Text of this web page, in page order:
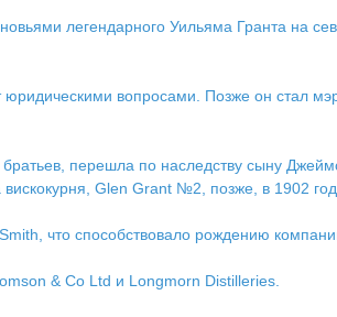
легендарного Уильяма Гранта на
вопросами. Позже он стал
перешла по наследству сыну
Glen Grant №2, позже, в 1902
что способствовало рождению
& Co Ltd и Longmorn Distilleries.